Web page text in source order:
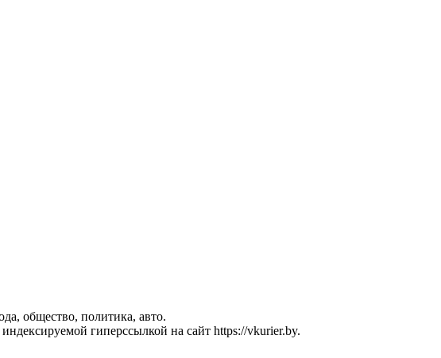
общество, политика, авто.
гиперссылкой на сайт https://vkurier.by.